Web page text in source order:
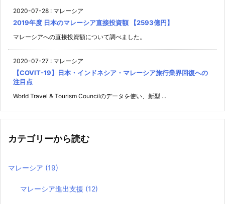
2020-07-28 : マレーシア
2019年度 日本のマレーシア直接投資額 【2593億円】
マレーシアへの直接投資額について調べました。
2020-07-27 : マレーシア
【COVIT-19】日本・インドネシア・マレーシア旅行業界回復への
注目点
World Travel & Tourism Councilのデータを使い、新型 ...
カテゴリーから読む
マレーシア (19)
マレーシア進出支援 (12)